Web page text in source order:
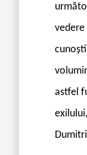
astfel